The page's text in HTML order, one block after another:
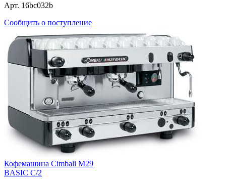
Арт. 16bc032b
Сообщить о поступление
Кофемашина Cimbali M29
BASIC C/2